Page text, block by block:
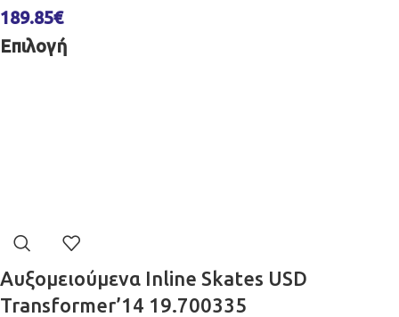
189.85€
Επιλογή
Αυξομειούμενα Inline Skates USD
Transformer’14 19.700335